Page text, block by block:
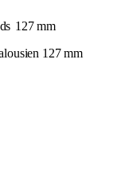
127 mm
127 mm